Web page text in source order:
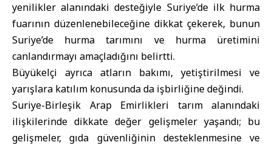
yenilikler alanındaki desteğiyle Suriye’de ilk hurma
fuarının düzenlenebileceğine dikkat çekerek, bunun
Suriye’de hurma tarımını ve hurma üretimini
canlandırmayı amaçladığını belirtti.
Büyükelçi ayrıca atların bakımı, yetiştirilmesi ve
yarışlara katılım konusunda da işbirliğine değindi.
Suriye-Birleşik Arap Emirlikleri tarım alanındaki
ilişkilerinde dikkate değer gelişmeler yaşandı; bu
gelişmeler, gıda güvenliğinin desteklenmesine ve